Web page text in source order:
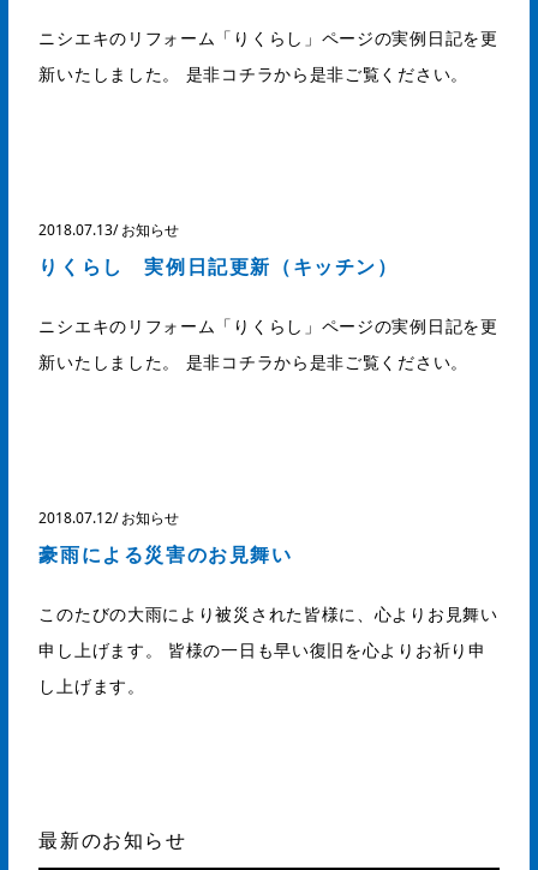
ニシエキのリフォーム「りくらし」ページの実例日記を更
新いたしました。 是非コチラから是非ご覧ください。
2018.07.13/お知らせ
りくらし 実例日記更新（キッチン）
ニシエキのリフォーム「りくらし」ページの実例日記を更
新いたしました。 是非コチラから是非ご覧ください。
2018.07.12/お知らせ
豪雨による災害のお見舞い
このたびの大雨により被災された皆様に、心よりお見舞い
申し上げます。 皆様の一日も早い復旧を心よりお祈り申
し上げます。
最新のお知らせ